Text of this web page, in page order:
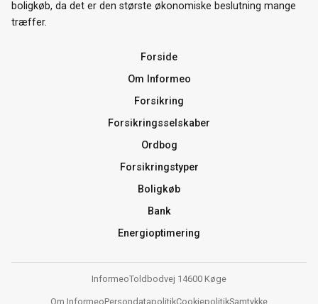
boligkøb, da det er den største økonomiske beslutning mange
træffer.
Forside
Om Informeo
Forsikring
Forsikringsselskaber
Ordbog
Forsikringstyper
Boligkøb
Bank
Energioptimering
InformeoToldbodvej 1 4600 Køge
Om InformeoPersondatapolitikCookiepolitikSamtykke